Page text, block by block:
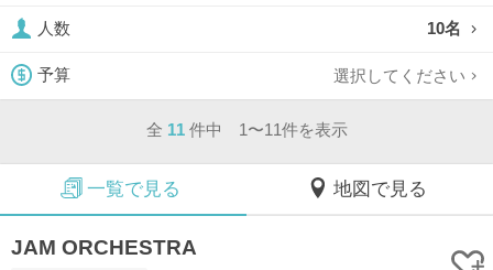
人数 10名
予算 選択してください
全 11 件中 1〜11件を表示
一覧で見る 地図で見る
JAM ORCHESTRA